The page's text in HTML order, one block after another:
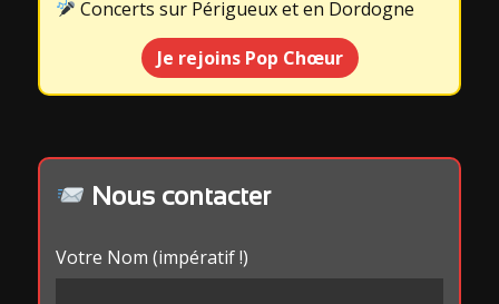
Concerts sur Périgueux et en Dordogne
Je rejoins Pop Chœur
Nous contacter
Votre Nom (impératif !)